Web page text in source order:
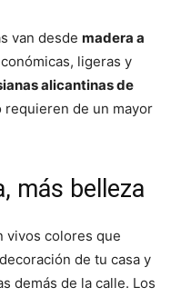
van desde madera a
ligeras y
alicantinas de
requieren de un mayor
más belleza
vivos colores que
de tu casa y
demás de la calle. Los